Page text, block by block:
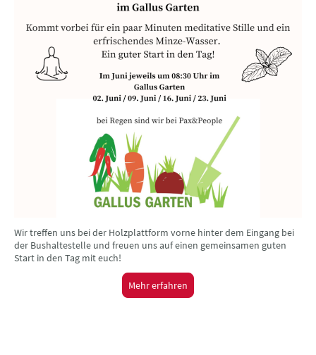
Wir treffen uns bei der Holzplattform vorne hinter dem Eingang bei
der Bushaltestelle und freuen uns auf einen gemeinsamen guten
Start in den Tag mit euch!
Mehr erfahren